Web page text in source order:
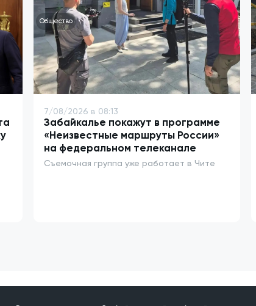
Общество
7/08/2026 в 08:13
Забайкалье покажут в программе
«Неизвестные маршруты России»
на федеральном телеканале
Съемочная группа уже работает в Чите